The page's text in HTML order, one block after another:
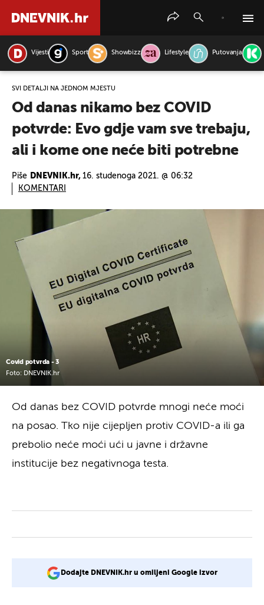
Vijesti Sport Showbizz Lifestyle Putovanja
SVI DETALJI NA JEDNOM MJESTU
Od danas nikamo bez COVID
potvrde: Evo gdje vam sve trebaju,
ali i kome one neće biti potrebne
Piše DNEVNIK.hr, 16. studenoga 2021. @ 06:32
KOMENTARI
Covid potvrda - 3
Foto: DNEVNIK.hr
Od danas bez COVID potvrde mnogi neće moći
na posao. Tko nije cijepljen protiv COVID-a ili ga
prebolio neće moći ući u javne i državne
institucije bez negativnoga testa.
Dodajte DNEVNIK.hr u omiljeni Google izvor
PRETRAŽITE VIJESTI